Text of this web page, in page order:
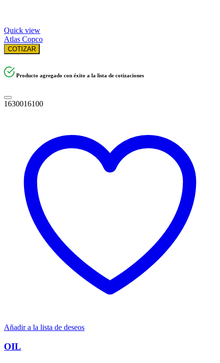
Quick view
Atlas Copco
COTIZAR
Producto agregado con éxito a la lista de cotizaciones
1630016100
Añadir a la lista de deseos
OIL